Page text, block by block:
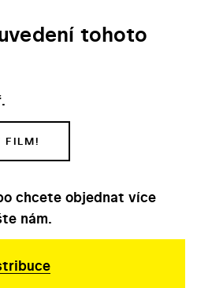
tohoto
FILM!
chcete objednat více
nám.